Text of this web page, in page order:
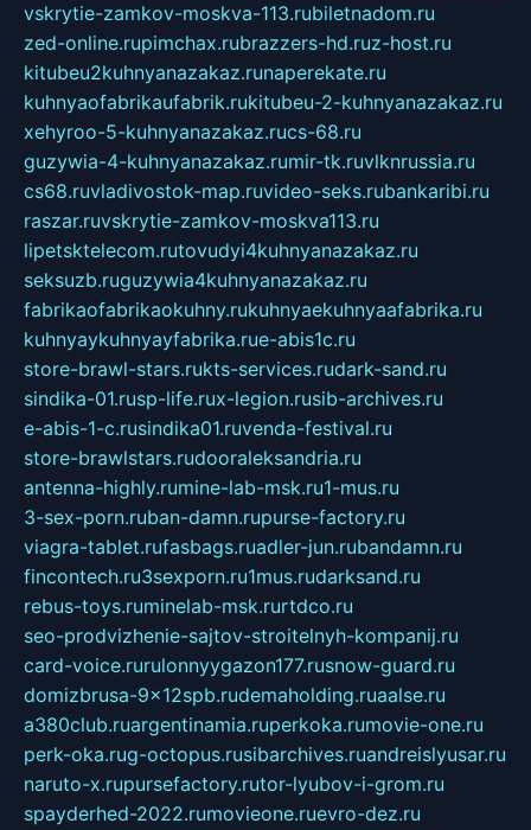
vskrytie-zamkov-moskva-113.rubiletnadom.ru
zed-online.rupimchax.rubrazzers-hd.ruz-host.ru
kitubeu2kuhnyanazakaz.runaperekate.ru
kuhnyaofabrikaufabrik.rukitubeu-2-kuhnyanazakaz.ru
xehyroo-5-kuhnyanazakaz.rucs-68.ru
guzywia-4-kuhnyanazakaz.rumir-tk.ruvlknrussia.ru
cs68.ruvladivostok-map.ruvideo-seks.rubankaribi.ru
raszar.ruvskrytie-zamkov-moskva113.ru
lipetsktelecom.rutovudyi4kuhnyanazakaz.ru
seksuzb.ruguzywia4kuhnyanazakaz.ru
fabrikaofabrikaokuhny.rukuhnyaekuhnyaafabrika.ru
kuhnyaykuhnyayfabrika.rue-abis1c.ru
store-brawl-stars.rukts-services.rudark-sand.ru
sindika-01.rusp-life.rux-legion.rusib-archives.ru
e-abis-1-c.rusindika01.ruvenda-festival.ru
store-brawlstars.rudooraleksandria.ru
antenna-highly.rumine-lab-msk.ru1-mus.ru
3-sex-porn.ruban-damn.rupurse-factory.ru
viagra-tablet.rufasbags.ruadler-jun.rubandamn.ru
fincontech.ru3sexporn.ru1mus.rudarksand.ru
rebus-toys.ruminelab-msk.rurtdco.ru
seo-prodvizhenie-sajtov-stroitelnyh-kompanij.ru
card-voice.rurulonnyygazon177.rusnow-guard.ru
domizbrusa-9x12spb.rudemaholding.ruaalse.ru
a380club.ruargentinamia.ruperkoka.rumovie-one.ru
perk-oka.rug-octopus.rusibarchives.ruandreislyusar.ru
naruto-x.rupursefactory.rutor-lyubov-i-grom.ru
spayderhed-2022.rumovieone.ruevro-dez.ru